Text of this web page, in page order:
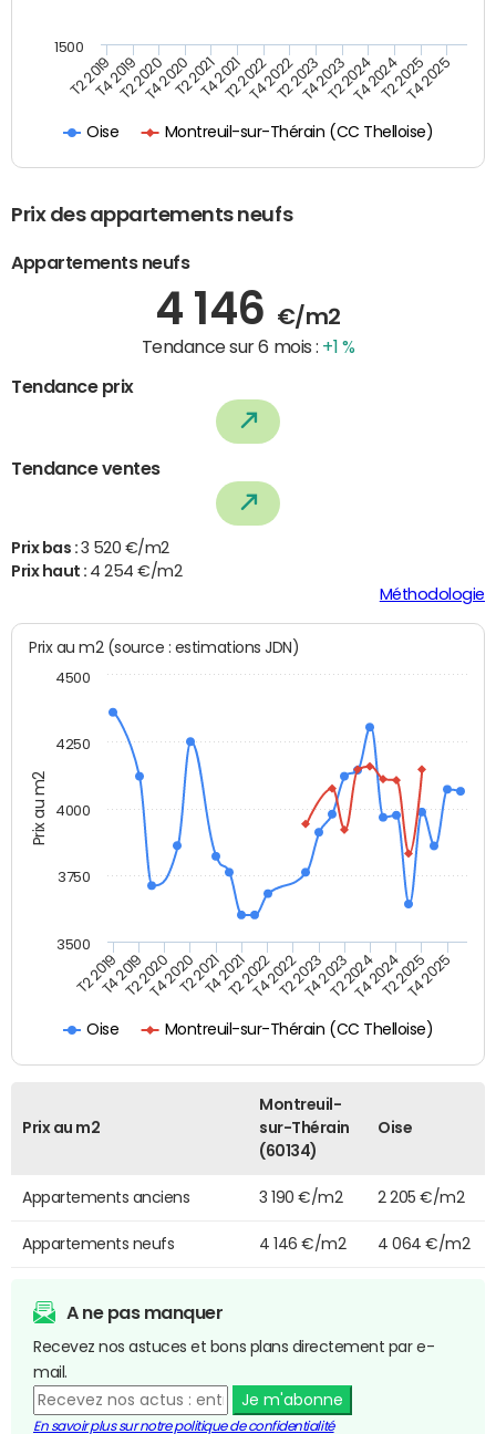
Oise Montreuil-sur-Thérain (CC Thelloise)
T2 2019T4 2019T2 2020T4 2020T2 2021T4 2021T2 2022T4 2022T2 2023T4 2023T2 2024T4 2024T2 2025T4 2025
1500
Prix des appartements neufs
Appartements neufs
4 146 €/m2
Tendance sur 6 mois : +1 %
Tendance prix
Tendance ventes
Prix bas : 3 520 €/m2
Prix haut : 4 254 €/m2
Méthodologie
Prix au m2
Prix au m2 (source : estimations JDN)
Oise Montreuil-sur-Thérain (CC Thelloise)
T2 2019T4 2019T2 2020T4 2020T2 2021T4 2021T2 2022T4 2022T2 2023T4 2023T2 2024T4 2024T2 2025T4 2025
4000
3500
3750
4250
4500
Prix au m2
Montreuil-
sur-Thérain
(60134)
Oise
Appartements anciens 3 190 €/m2 2 205 €/m2
Appartements neufs 4 146 €/m2 4 064 €/m2
A ne pas manquer
Recevez nos astuces et bons plans directement par e-
mail.
Je m'abonne
En savoir plus sur notre politique de confidentialité